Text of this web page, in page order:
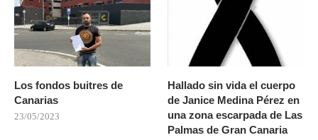
Los fondos buitres de
Canarias
23/05/2023
Hallado sin vida el cuerpo
de Janice Medina Pérez en
una zona escarpada de Las
Palmas de Gran Canaria